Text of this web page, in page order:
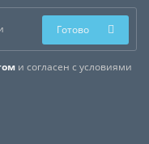
и согласен с условиями
Готово